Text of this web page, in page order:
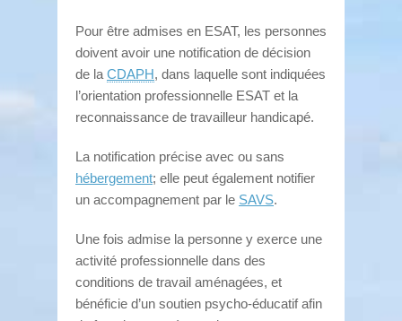
Pour être admises en ESAT, les personnes
doivent avoir une notification de décision
de la CDAPH, dans laquelle sont indiquées
l’orientation professionnelle ESAT et la
reconnaissance de travailleur handicapé.
La notification précise avec ou sans
hébergement; elle peut également notifier
un accompagnement par le SAVS.
Une fois admise la personne y exerce une
activité professionnelle dans des
conditions de travail aménagées, et
bénéficie d’un soutien psycho-éducatif afin